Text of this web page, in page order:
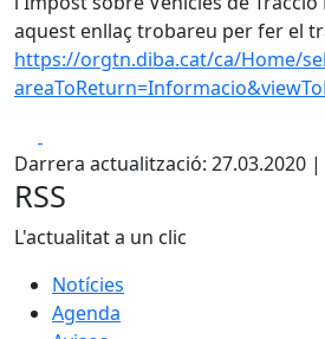
aquest enllaç trobareu per fer el
https://orgtn.diba.cat/ca/Home/
Darrera actualització: 27.03.2020 |
RSS
L'actualitat a un clic
Notícies
Agenda